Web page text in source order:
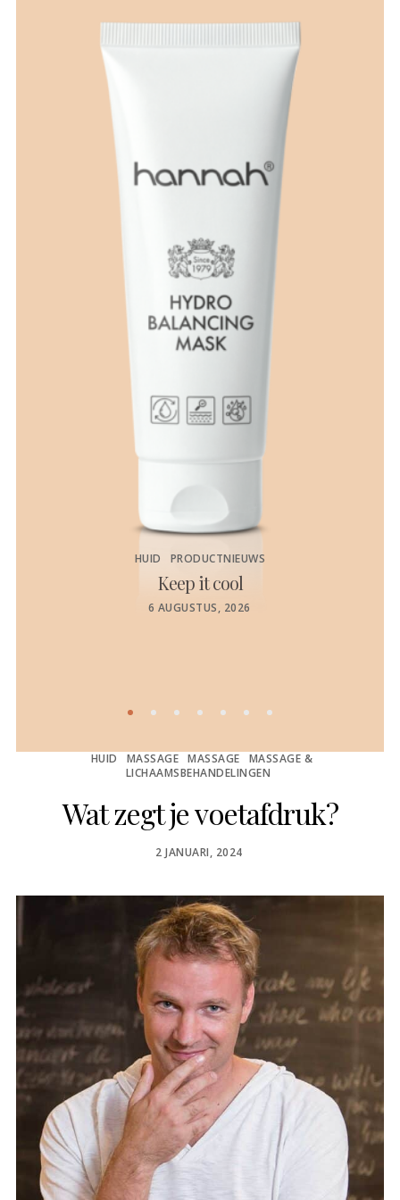
HUID PRODUCTNIEUWS
Keep it cool
POSTED
6 AUGUSTUS, 2026
HUID MASSAGE MASSAGE
MASSAGE &
LICHAAMSBEHANDELINGEN
Wat zegt je voetafdruk?
POSTED
2 JANUARI, 2024